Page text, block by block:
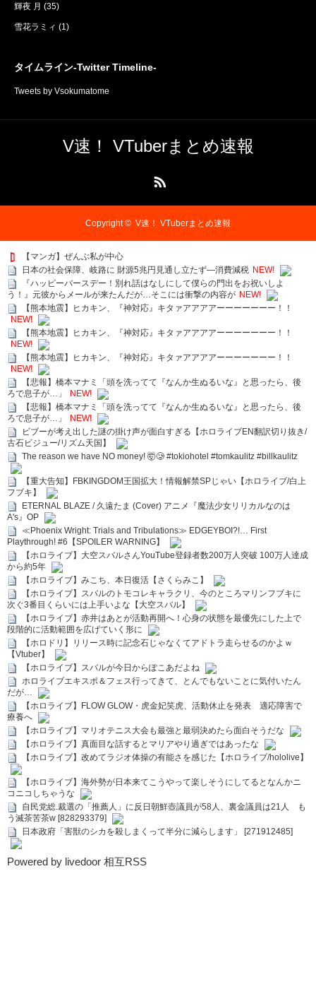
輝夜 月 (35)
雪花ラミィ (1)
タイムライン-Twitter Timeline-
Tweets by Vsokumatome
V速！ VTuberまとめ速報
Copyright © V速！ VTuberまとめ速報
【マンガ】ぜんぶ私が中心
日本の社会保障、岐路に 財源5兆円見通し立たず―消費減税 NEW!
『ハッピーバースデー！別れ話はなしにして僕らの門出をお祝いしよ
う！』元彼からメールが来たんだが…そこには衝撃の内容が NEW!
【熊本地震】ヒカキン、『神対応』キタァアアアアーーーーーーー！！
NEW!
【熊本地震】ヒカキン、『神対応』キタァアアアアーーーーーーー！！
NEW!
【熊本地震】ヒカキン、『神対応』キタァアアアアーーーーーーー！！
NEW!
【悲報】橋本マナミ「頭を洗ってて『なんか生ぬるいな』と思ったら、後
ろで息子が…」
NEW!
【悲報】橋本マナミ「頭を洗ってて『なんか生ぬるいな』と思ったら、後
ろで息子が…」
NEW!
ビブーが考え出した謎の掛け声が面白すぎる【ホロライブEN翻訳切り抜き/
古石ビジュー/リズム天国】
The reason we have NO money! 🤯🥲 #tokiohotel #tomkaulitz #billkaulitz
【重大告知】FBKINGDOM王国拡大！情報解禁SPじゃい【ホロライブ/白上
フブキ】
ETERNAL BLAZE / 久遠たま (Cover) アニメ『魔法少女リリカルなのは
A's』OP
≪Phoenix Wright: Trials and Tribulations≫ EDGEYBOI?!… First
Playthrough! #6【SPOILER WARNING】
【ホロライブ】大空スバルさんYouTube登録者数200万人突破 100万人達成
から約5年
【ホロライブ】みこち、本日復活【さくらみこ】
【ホロライブ】スバルのトモコレキャラクリ、今のところマリンフブキに
次ぐ3番目くらいには上手いよな【大空スバル】
【ホロライブ】赤井はあとが活動再開へ！心身の状態を最優先にした上で
段階的に活動範囲を広げていく形に
【ホロドリ】リリース時に記念石じゃなくてアドトラ走らせるのかよｗ
【Vtuber】
【ホロライブ】スバルが今日からぽこあだよね
ホロライブエキスポ＆フェス行ってきて、とんでもないことに気付いたん
だが…
【ホロライブ】FLOW GLOW・虎金妃笑虎、活動休止を発表 適応障害で
療養へ
【ホロライブ】マリオテニス大会も最強と最弱決めたら面白そうだな
【ホロライブ】真面目な話するとマリアやり過ぎではあったな
【ホロライブ】改めてラジオ体操の有能さを感じた【ホロライブ/hololive】
【ホロライブ】海外勢が日本来てこうやって楽しそうにしてるとなんかニ
コニコしちゃうな
自民党総.裁選の「推薦人」に反日朝鮮壺議員が58人、裏金議員は21人 も
う滅茶苦茶w [828293379]
日本政府「害獣のシカを殺しまくって半分に減らします」 [271912485]
Powered by livedoor 相互RSS